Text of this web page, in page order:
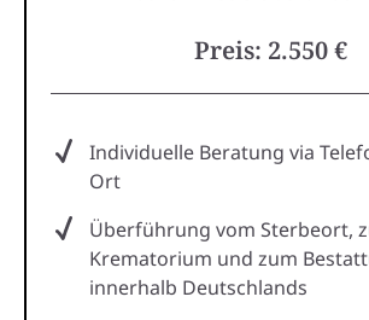
Preis: 2.550 €
Individuelle Beratung via
Ort
Überführung vom Sterbeort,
Krematorium und zum
innerhalb Deutschlands